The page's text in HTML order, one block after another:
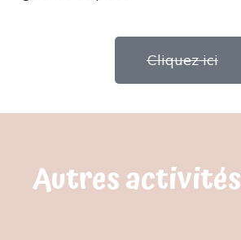
Cliquez ici
Autres activités